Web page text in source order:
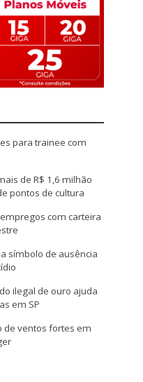
para trainee com
de R$ 1,6 milhão
pontos de cultura
com carteira
símbolo de ausência
ilegal de ouro ajuda
em SP
de ventos fortes em